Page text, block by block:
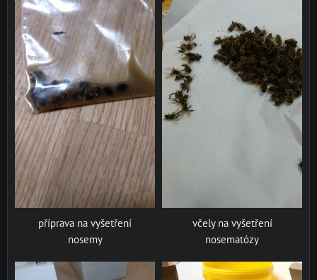
příprava na vyšetření
nosemy
včely na vyšetření
nosematózy